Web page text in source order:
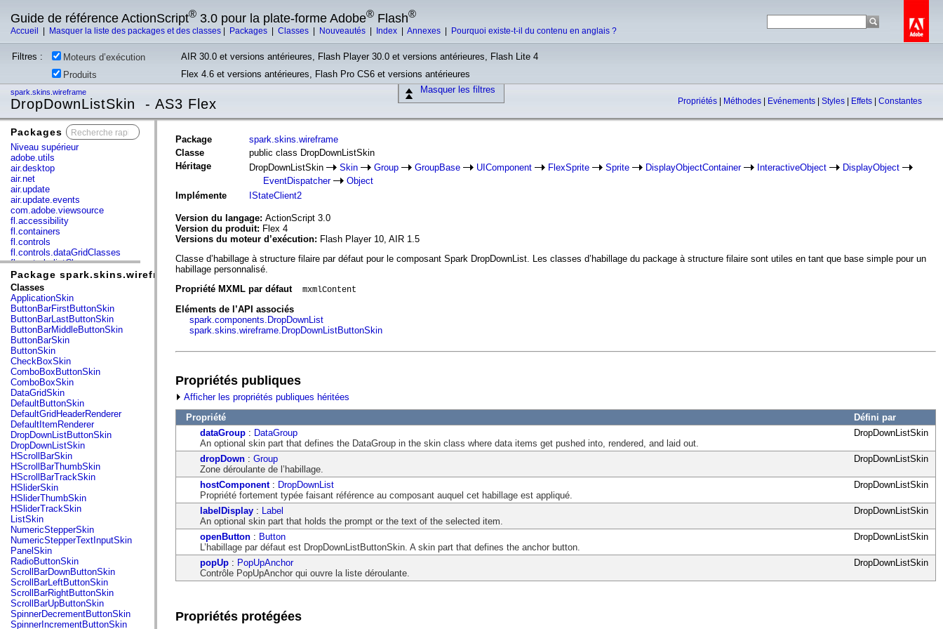
Guide de référence ActionScript® 3.0 pour la plate-forme Adobe® Flash®
Accueil Masquer la liste des packages et des classes Packages Classes Nouveautés Index Annexes Pourquoi existe-t-il du contenu en anglais ?
Filtres : Moteurs d’exécution
AIR 30.0 et versions antérieures, Flash Player 30.0 et versions antérieures, Flash Lite 4
Produits
Flex 4.6 et versions antérieures, Flash Pro CS6 et versions antérieures
Masquer les filtres
spark.skins.wireframe
DropDownListSkin - AS3 Flex Propriétés Méthodes Evénements Styles Effets Constantes
Packages
Niveau supérieur
adobe.utils
air.desktop
air.net
air.update
air.update.events
com.adobe.viewsource
fl.accessibility
fl.containers
fl.controls
fl.controls.dataGridClasses
fl.controls.listClasses
fl.controls.progressBarClasses
fl.core
fl.data
fl.display
fl.events
fl.ik
fl.lang
fl.livepreview
fl.managers
fl.motion
fl.motion.easing
fl.rsl
fl.text
fl.transitions
fl.transitions.easing
fl.video
flash.accessibility
flash.concurrent
flash.crypto
flash.data
flash.desktop
flash.display
flash.display3D
flash.display3D.textures
flash.errors
flash.events
flash.external
flash.filesystem
flash.filters
flash.geom
flash.globalization
flash.html
flash.media
flash.net
Package spark.skins.wireframe
Classes
ApplicationSkin
ButtonBarFirstButtonSkin
ButtonBarLastButtonSkin
ButtonBarMiddleButtonSkin
ButtonBarSkin
ButtonSkin
CheckBoxSkin
ComboBoxButtonSkin
ComboBoxSkin
DataGridSkin
DefaultButtonSkin
DefaultGridHeaderRenderer
DefaultItemRenderer
DropDownListButtonSkin
DropDownListSkin
HScrollBarSkin
HScrollBarThumbSkin
HScrollBarTrackSkin
HSliderSkin
HSliderThumbSkin
HSliderTrackSkin
ListSkin
NumericStepperSkin
NumericStepperTextInputSkin
PanelSkin
RadioButtonSkin
ScrollBarDownButtonSkin
ScrollBarLeftButtonSkin
ScrollBarRightButtonSkin
ScrollBarUpButtonSkin
SpinnerDecrementButtonSkin
SpinnerIncrementButtonSkin
Package
spark.skins.wireframe
Classe
public class DropDownListSkin
Héritage
DropDownListSkin Skin Group GroupBase UIComponent FlexSprite Sprite DisplayObjectContainer InteractiveObject
DisplayObject
EventDispatcher
Object
Implémente
IStateClient2
Version du langage: ActionScript 3.0
Version du produit: Flex 4
Versions du moteur d’exécution: Flash Player 10, AIR 1.5
Classe d’habillage à structure filaire par défaut pour le composant Spark DropDownList. Les classes d’habillage du package à structure filaire sont utiles en tant que base simple pour un
habillage personnalisé.
Propriété MXML par défaut
mxmlContent
Eléments de l’API associés
spark.components.DropDownList
spark.skins.wireframe.DropDownListButtonSkin
Propriétés publiques
Afficher les propriétés publiques héritées
Propriété
Défini par
dataGroup : DataGroup
An optional skin part that defines the DataGroup in the skin class where data items get pushed into, rendered, and laid out.
DropDownListSkin
dropDown : Group
Zone déroulante de l’habillage.
DropDownListSkin
hostComponent: DropDownList
Propriété fortement typée faisant référence au composant auquel cet habillage est appliqué.
DropDownListSkin
labelDisplay : Label
An optional skin part that holds the prompt or the text of the selected item.
DropDownListSkin
openButton : Button
L’habillage par défaut est DropDownListButtonSkin. A skin part that defines the anchor button.
DropDownListSkin
popUp : PopUpAnchor
Contrôle PopUpAnchor qui ouvre la liste déroulante.
DropDownListSkin
Propriétés protégées